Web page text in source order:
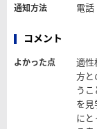
通知方法 電話
コメント
よかった点
適性
方と
う
を
に